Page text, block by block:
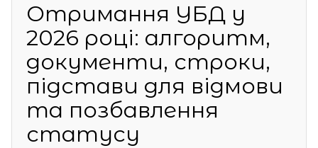
Отримання УБД у
2026 році: алгоритм,
документи, строки,
підстави для відмови
та позбавлення
статусу